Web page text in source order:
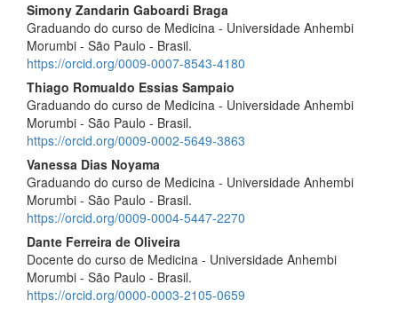
Simony Zandarin Gaboardi Braga
Graduando do curso de Medicina - Universidade Anhembi
Morumbi - São Paulo - Brasil.
https://orcid.org/0009-0007-8543-4180
Thiago Romualdo Essias Sampaio
Graduando do curso de Medicina - Universidade Anhembi
Morumbi - São Paulo - Brasil.
https://orcid.org/0009-0002-5649-3863
Vanessa Dias Noyama
Graduando do curso de Medicina - Universidade Anhembi
Morumbi - São Paulo - Brasil.
https://orcid.org/0009-0004-5447-2270
Dante Ferreira de Oliveira
Docente do curso de Medicina - Universidade Anhembi
Morumbi - São Paulo - Brasil.
https://orcid.org/0000-0003-2105-0659